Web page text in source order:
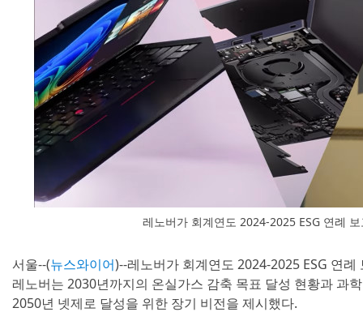
레노버가 회계연도 2024-2025 ESG 연례
서울--(뉴스와이어)--레노버가 회계연도 2024-2025 ESG 연
레노버는 2030년까지의 온실가스 감축 목표 달성 현황과 과
2050년 넷제로 달성을 위한 장기 비전을 제시했다.